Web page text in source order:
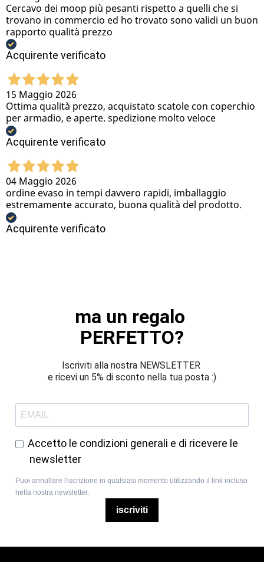
Cercavo dei moop più pesanti rispetto a quelli che si
trovano in commercio ed ho trovato sono validi un buon
rapporto qualità prezzo
Acquirente verificato
15 Maggio 2026
Ottima qualità prezzo, acquistato scatole con coperchio
per armadio, e aperte. spedizione molto veloce
Acquirente verificato
04 Maggio 2026
ordine evaso in tempi davvero rapidi, imballaggio
estremamente accurato, buona qualità del prodotto.
Acquirente verificato
ma un regalo
PERFETTO?
Iscriviti alla nostra NEWSLETTER
e ricevi un 5% di sconto nella tua posta :)
Accetto le condizioni generali e di ricevere le
newsletter
Puoi annullare l'iscrizione in qualsiasi momento utilizzando il link incluso
nella nostra newsletter.
iscriviti